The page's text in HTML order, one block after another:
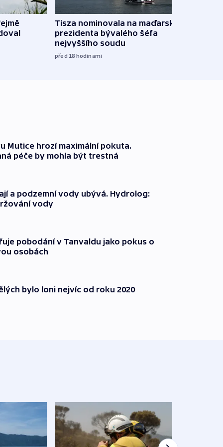
Tisza nominovala na maďarského
prezidenta bývalého šéfa
nejvyššího soudu
před 18 hodinami
Mutice hrozí maximální pokuta.
péče by mohla být trestná
a podzemní vody ubývá. Hydrolog:
vody
pobodání v Tanvaldu jako pokus o
osobách
bylo loni nejvíc od roku 2020